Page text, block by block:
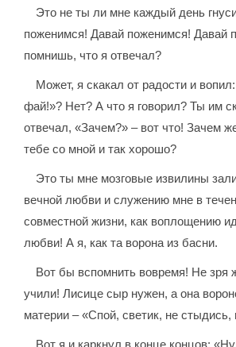
Это не ты ли мне каждый день
поженимся! Давай поженимся! Давай
помнишь, что я отвечал?
Может, я скакал от радости и
фай!»? Нет? А что я говорил? Ты им
отвечал, «Зачем?» – вот что! Зачем
тебе со мной и так хорошо?
Это ты мне мозговые извилины
вечной любви и служению мне в
совместной жизни, как воплощению
любви! А я, как та ворона из басни.
Вот бы вспомнить вовремя! Не зря
учили! Лисице сыр нужен, а она
материи – «Спой, светик, не
Вот я и каркнул в конце концов: